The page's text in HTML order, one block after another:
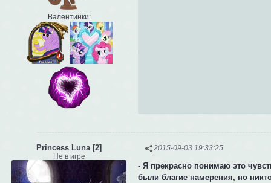
Валентинки:
2015-09-03 19:33:25
Princess Luna [2]
Не в игре
- Я прекрасно понимаю это
были благие намерения, но